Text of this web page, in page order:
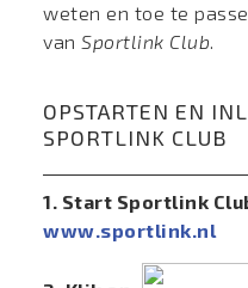
weten en toe te
van Sportlink Club.
OPSTARTEN EN
SPORTLINK CLUB
1. Start Sportlink
www.sportlink.nl